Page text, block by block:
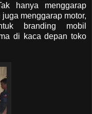
hanya menggarap
menggarap motor,
branding mobil
di kaca depan toko